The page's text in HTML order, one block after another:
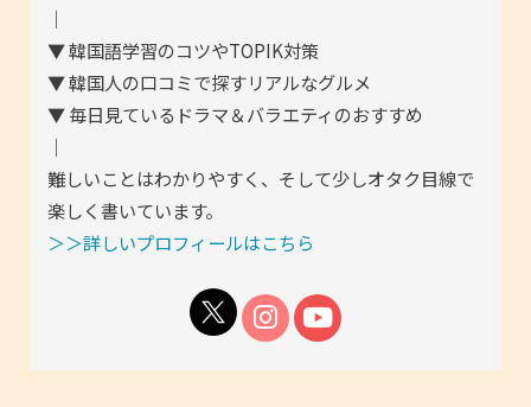
｜
▼ 韓国語学習のコツやTOPIK対策
▼ 韓国人の口コミで探すリアルなグルメ
▼ 毎日見ているドラマ＆バラエティのおすすめ
｜
難しいことはわかりやすく、そして少しオタク目線で
楽しく書いています。
＞＞詳しいプロフィールはこちら